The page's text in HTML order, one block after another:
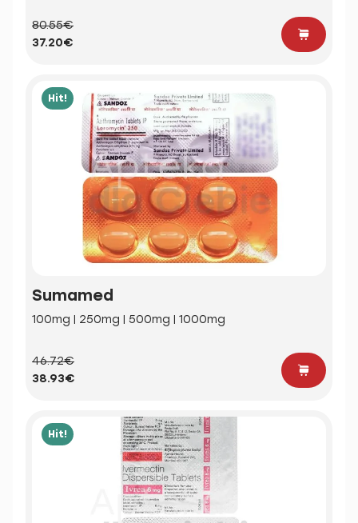
80.55€
37.20€
Hit!
Sumamed
100mg | 250mg | 500mg | 1000mg
46.72€
38.93€
Hit!